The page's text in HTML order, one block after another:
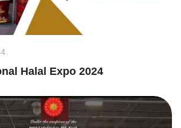
Halal Expo 2024